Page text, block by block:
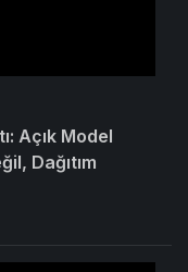
Açık Model
Dağıtım